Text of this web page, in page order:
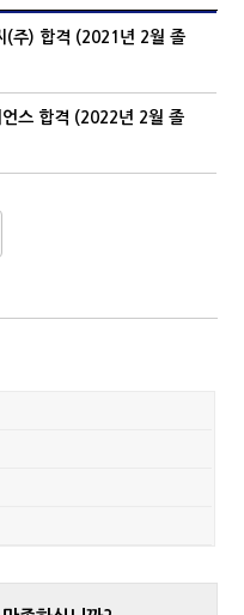
(주) 합격 (2021년 2월 졸
스 합격 (2022년 2월 졸